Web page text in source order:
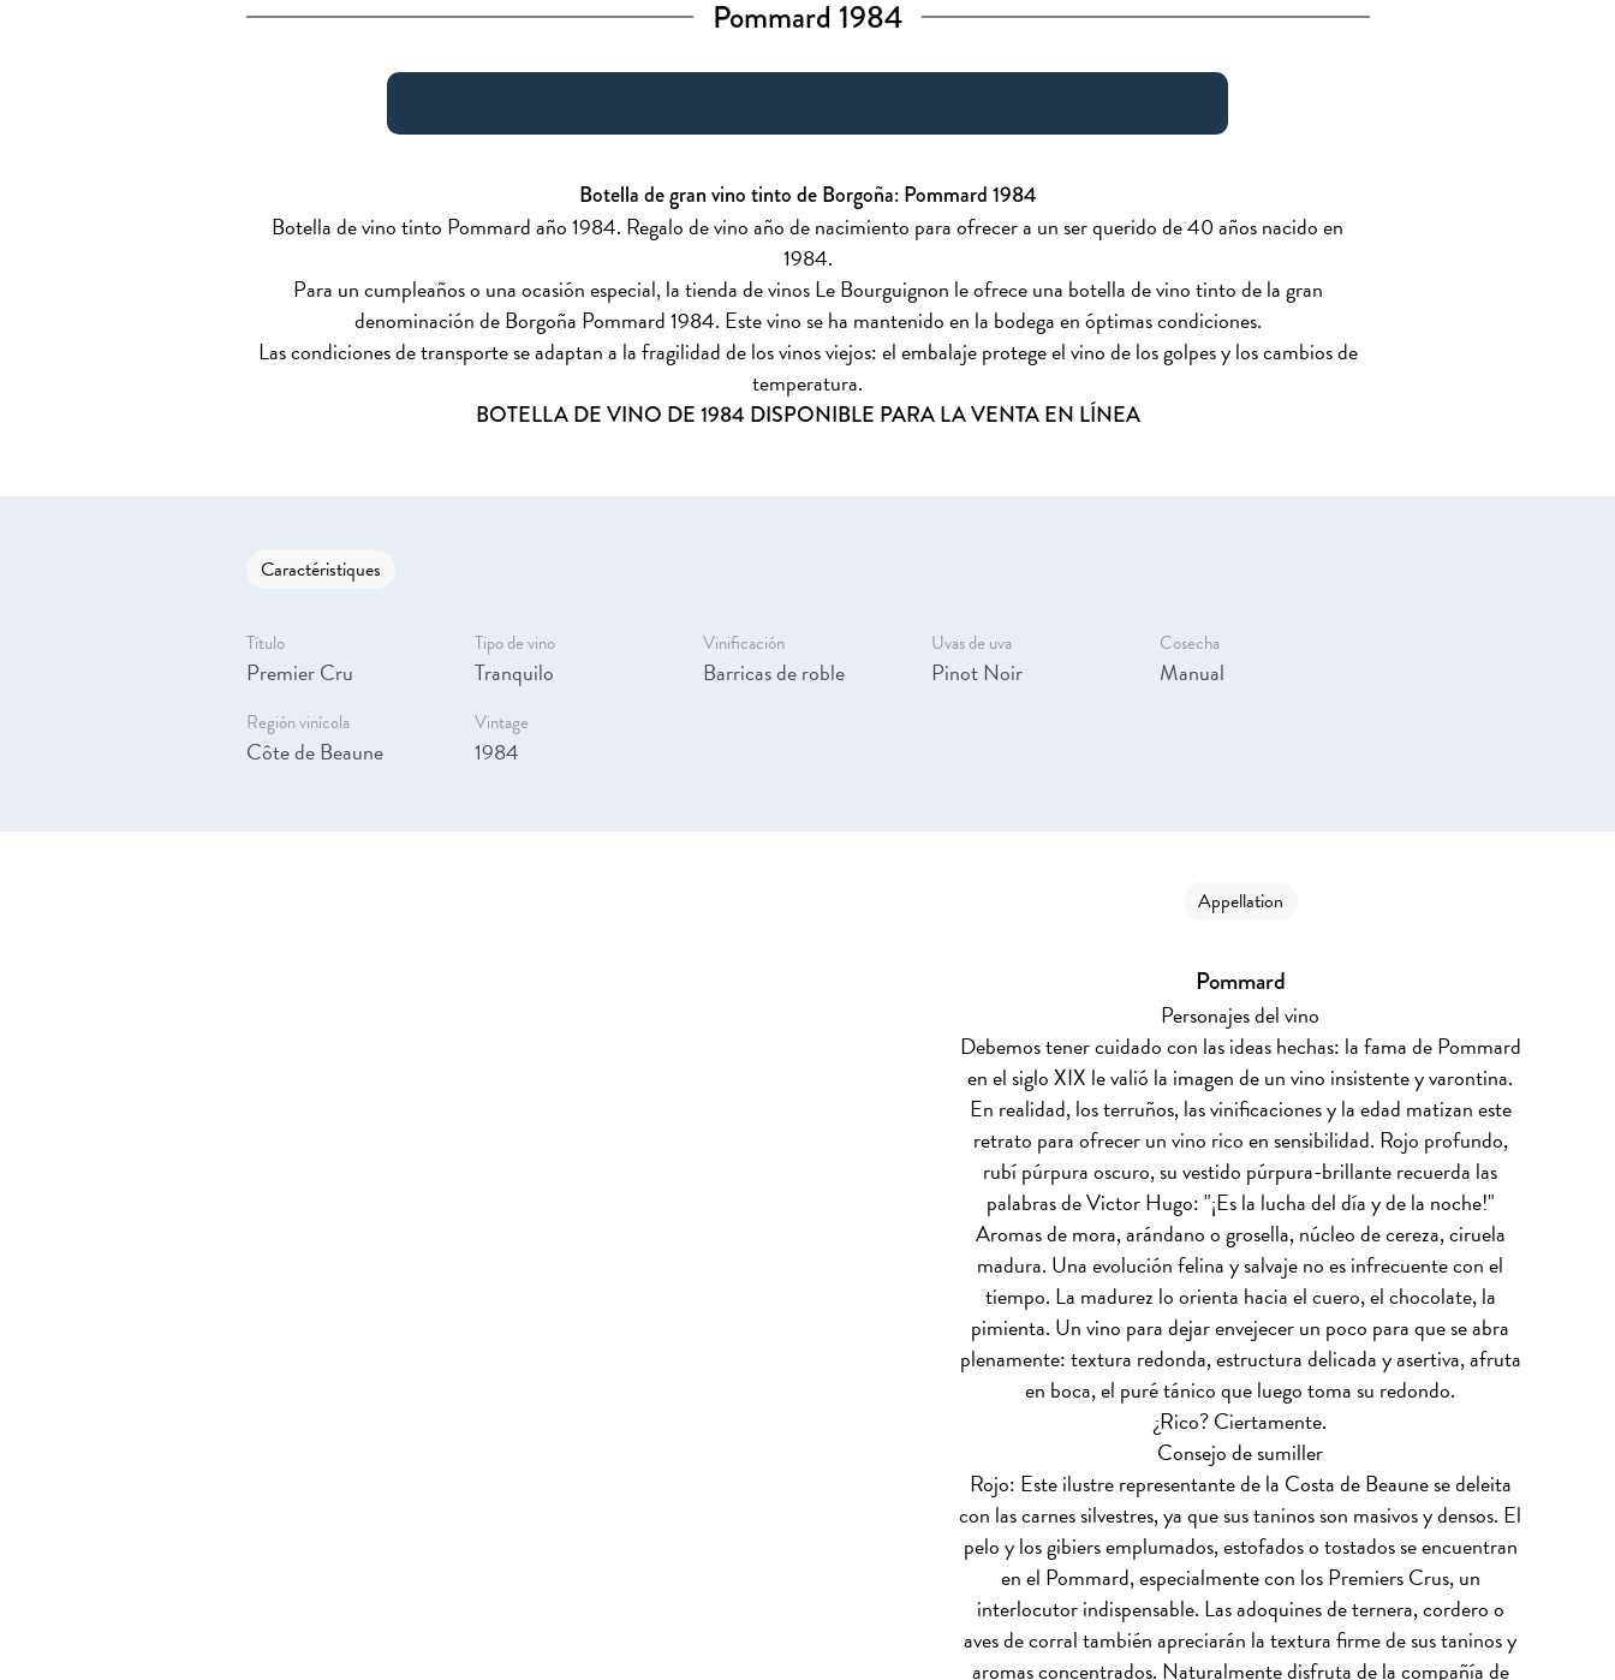
Pommard 1984
Botella de gran vino tinto de Borgoña: Pommard 1984
Botella de vino tinto Pommard año 1984. Regalo de vino año de nacimiento para ofrecer a un ser querido de 40 años nacido en
1984.
Para un cumpleaños o una ocasión especial, la tienda de vinos Le Bourguignon le ofrece una botella de vino tinto de la gran
denominación de Borgoña Pommard 1984. Este vino se ha mantenido en la bodega en óptimas condiciones.
Las condiciones de transporte se adaptan a la fragilidad de los vinos viejos: el embalaje protege el vino de los golpes y los cambios de
temperatura.
BOTELLA DE VINO DE 1984 DISPONIBLE PARA LA VENTA EN LÍNEA
Caractéristiques
Título
Premier Cru
Tipo de vino
Tranquilo
Vinificación
Barricas de roble
Uvas de uva
Pinot Noir
Cosecha
Manual
Región vinícola
Côte de Beaune
Vintage
1984
Appellation
Pommard
Personajes del vino
Debemos tener cuidado con las ideas hechas: la fama de Pommard
en el siglo XIX le valió la imagen de un vino insistente y varontina.
En realidad, los terruños, las vinificaciones y la edad matizan este
retrato para ofrecer un vino rico en sensibilidad. Rojo profundo,
rubí púrpura oscuro, su vestido púrpura-brillante recuerda las
palabras de Victor Hugo: "¡Es la lucha del día y de la noche!"
Aromas de mora, arándano o grosella, núcleo de cereza, ciruela
madura. Una evolución felina y salvaje no es infrecuente con el
tiempo. La madurez lo orienta hacia el cuero, el chocolate, la
pimienta. Un vino para dejar envejecer un poco para que se abra
plenamente: textura redonda, estructura delicada y asertiva, afruta
en boca, el puré tánico que luego toma su redondo.
¿Rico? Ciertamente.
Consejo de sumiller
Rojo: Este ilustre representante de la Costa de Beaune se deleita
con las carnes silvestres, ya que sus taninos son masivos y densos. El
pelo y los gibiers emplumados, estofados o tostados se encuentran
en el Pommard, especialmente con los Premiers Crus, un
interlocutor indispensable. Las adoquines de ternera, cordero o
aves de corral también apreciarán la textura firme de sus taninos y
aromas concentrados. Naturalmente disfruta de la compañía de